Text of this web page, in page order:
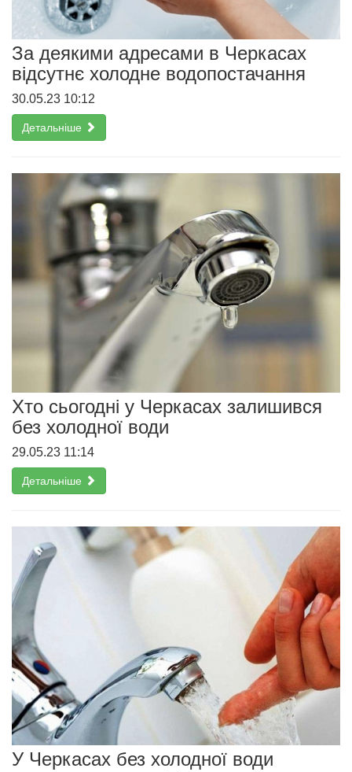
За деякими адресами в Черкасах
відсутнє холодне водопостачання
30.05.23 10:12
Детальніше
Хто сьогодні у Черкасах залишився
без холодної води
29.05.23 11:14
Детальніше
У Черкасах без холодної води